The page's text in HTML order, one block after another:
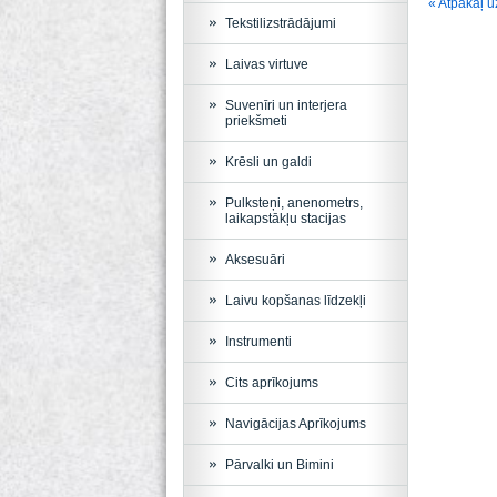
« Atpakaļ
Tekstilizstrādājumi
Laivas virtuve
Suvenīri un interjera
priekšmeti
Krēsli un galdi
Pulksteņi, anenometrs,
laikapstākļu stacijas
Aksesuāri
Laivu kopšanas līdzekļi
Instrumenti
Cits aprīkojums
Navigācijas Aprīkojums
Pārvalki un Bimini